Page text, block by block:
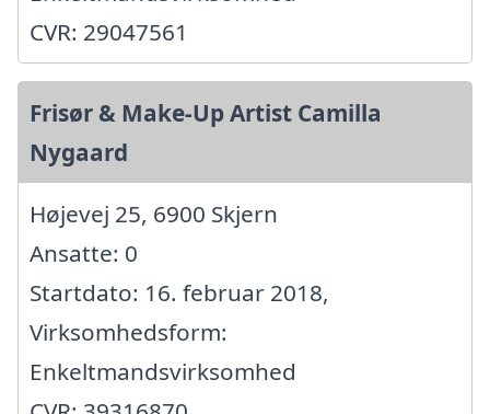
CVR: 29047561
Frisør & Make-Up Artist Camilla
Nygaard
Højevej 25, 6900 Skjern
Ansatte: 0
Startdato: 16. februar 2018,
Virksomhedsform:
Enkeltmandsvirksomhed